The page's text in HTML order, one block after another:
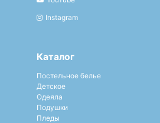
Instagram
Каталог
Постельное белье
Детское
Одеяла
Подушки
Пледы